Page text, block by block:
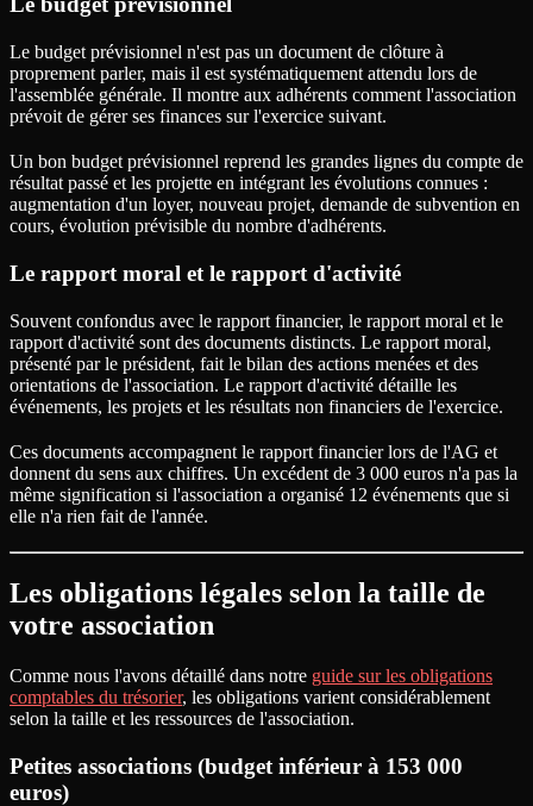
Le budget prévisionnel n'est pas un document de clôture à
proprement parler, mais il est systématiquement attendu lors de
l'assemblée générale. Il montre aux adhérents comment l'association
prévoit de gérer ses finances sur l'exercice suivant.
Un bon budget prévisionnel reprend les grandes lignes du compte de
résultat passé et les projette en intégrant les évolutions connues :
augmentation d'un loyer, nouveau projet, demande de subvention en
cours, évolution prévisible du nombre d'adhérents.
Le rapport moral et le rapport d'activité
Souvent confondus avec le rapport financier, le rapport moral et le
rapport d'activité sont des documents distincts. Le rapport moral,
présenté par le président, fait le bilan des actions menées et des
orientations de l'association. Le rapport d'activité détaille les
événements, les projets et les résultats non financiers de l'exercice.
Ces documents accompagnent le rapport financier lors de l'AG et
donnent du sens aux chiffres. Un excédent de 3 000 euros n'a pas la
même signification si l'association a organisé 12 événements que si
elle n'a rien fait de l'année.
Les obligations légales selon la taille de
votre association
Comme nous l'avons détaillé dans notre guide sur les obligations
comptables du trésorier, les obligations varient considérablement
selon la taille et les ressources de l'association.
Petites associations (budget inférieur à 153 000
euros)